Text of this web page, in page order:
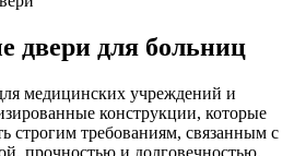
двери для больниц
медицинских учреждений и
конструкции, которые
строгим требованиям, связанным с
прочностью и долговечностью.